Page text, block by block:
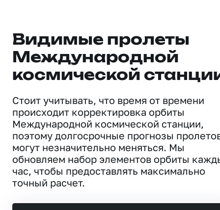
Видимые пролеты
Международной
космической
Стоит учитывать, что время от времени
происходит корректировка орбиты
Международной космической станции,
поэтому долгосрочные прогнозы
могут незначительно меняться. Мы
обновляем набор элементов орбиты
час, чтобы предоставлять максимально
точный расчет.